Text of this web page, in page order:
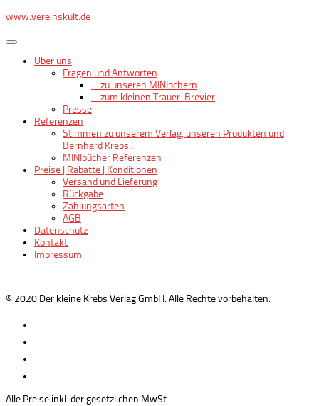
www.vereinskult.de
Über uns
Fragen und Antworten
… zu unseren MINIbchern
… zum kleinen Trauer-Brevier
Presse
Referenzen
Stimmen zu unserem Verlag, unseren Produkten und
Bernhard Krebs…
MINIbücher Referenzen
Preise | Rabatte | Konditionen
Versand und Lieferung
Rückgabe
Zahlungsarten
AGB
Datenschutz
Kontakt
Impressum
© 2020 Der kleine Krebs Verlag GmbH. Alle Rechte vorbehalten.
Alle Preise inkl. der gesetzlichen MwSt.